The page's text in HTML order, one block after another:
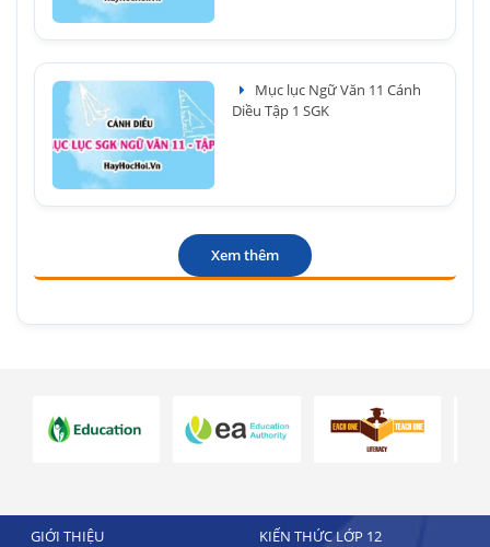
Mục lục Ngữ Văn 11 Cánh
Diều Tập 1 SGK
Xem thêm
GIỚI THIỆU KIẾN THỨC LỚP 12